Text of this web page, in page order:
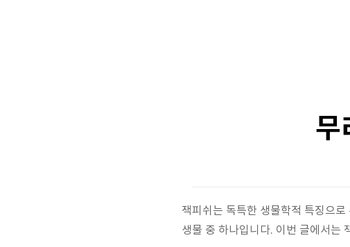
무
잭피쉬는 독특한 생물학적 특징으
생물 중 하나입니다. 이번 글에서는